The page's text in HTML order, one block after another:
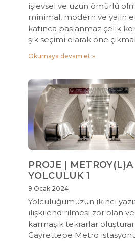
işlevsel ve uzun ömürlü
minimal, modern ve yalın
katınca paslanmaz çelik
şık seçimi olarak öne
Okumaya devam et »
PROJE | METROY(L)A
YOLCULUK 1
9 Ocak 2024
Yolculuğumuzun ikinci
ilişkilendirilmesi zor olan ve
karmaşık tekrarlar
Gayrettepe Metro